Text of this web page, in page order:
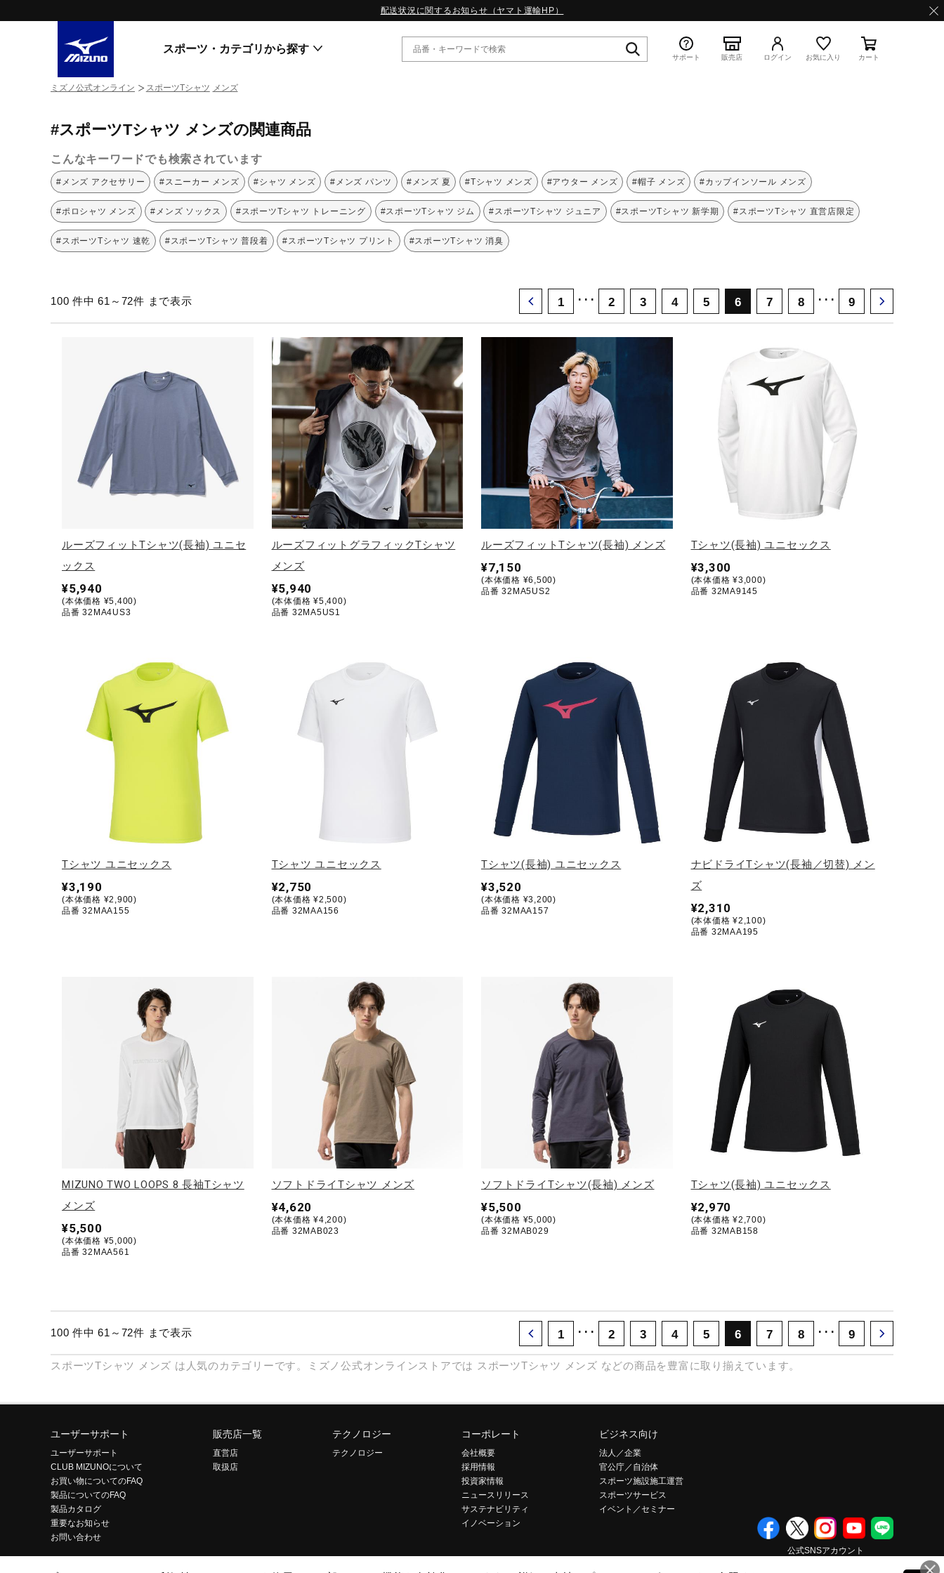
配送状況に関するお知らせ（ヤマト運輸HP）
スポーツ・カテゴリから探す
ライフスタイルウエア
ランニング
サッカー／フットサル
トレーニング
野球
バレーボール
ソフトボール
ウィンタースポーツ
インナー
寝具／ミズノスリープ
健康／エクササイズ
ジュニア／キッズ
メディカル
WAVE PROPHECY
MORELIA LS
WAVE RIDER
MXR
ゴアテックス
コラボレーション
その他シリーズ
W.PROPHECY1｜特集
WP MAGIC MITA｜特集
WP STRAP｜特集
スペシャルカラーパック｜特集
WP STRAP 2｜特集
マーガレット・ハウエル｜特集
サポート 販売店 ログイン お気に入り カート
ミズノ公式オンライン スポーツTシャツ メンズ
#スポーツTシャツ メンズの関連商品
こんなキーワードでも検索されています
#メンズ アクセサリー #スニーカー メンズ #シャツ メンズ #メンズ パンツ #メンズ 夏 #Tシャツ メンズ #アウター メンズ #帽子 メンズ #カップインソール メンズ
#ポロシャツ メンズ #メンズ ソックス #スポーツTシャツ トレーニング #スポーツTシャツ ジム #スポーツTシャツ ジュニア #スポーツTシャツ 新学期 #スポーツTシャツ 直営店限定
#スポーツTシャツ 速乾 #スポーツTシャツ 普段着 #スポーツTシャツ プリント #スポーツTシャツ 消臭
100 件中 61～72件 まで表示 1 ･･･ 2 3 4 5 6 7 8 ･･･ 9
ルーズフィットTシャツ(長袖) ユニセ
ックス
¥5,940
(本体価格 ¥5,400)
品番 32MA4US3
ルーズフィットグラフィックTシャツ
メンズ
¥5,940
(本体価格 ¥5,400)
品番 32MA5US1
ルーズフィットTシャツ(長袖) メンズ
¥7,150
(本体価格 ¥6,500)
品番 32MA5US2
Tシャツ(長袖) ユニセックス
¥3,300
(本体価格 ¥3,000)
品番 32MA9145
Tシャツ ユニセックス
¥3,190
(本体価格 ¥2,900)
品番 32MAA155
Tシャツ ユニセックス
¥2,750
(本体価格 ¥2,500)
品番 32MAA156
Tシャツ(長袖) ユニセックス
¥3,520
(本体価格 ¥3,200)
品番 32MAA157
ナビドライTシャツ(長袖／切替) メン
ズ
¥2,310
(本体価格 ¥2,100)
品番 32MAA195
MIZUNO TWO LOOPS 8 長袖Tシャツ
メンズ
¥5,500
(本体価格 ¥5,000)
品番 32MAA561
ソフトドライTシャツ メンズ
¥4,620
(本体価格 ¥4,200)
品番 32MAB023
ソフトドライTシャツ(長袖) メンズ
¥5,500
(本体価格 ¥5,000)
品番 32MAB029
Tシャツ(長袖) ユニセックス
¥2,970
(本体価格 ¥2,700)
品番 32MAB158
100 件中 61～72件 まで表示 1 ･･･ 2 3 4 5 6 7 8 ･･･ 9
スポーツTシャツ メンズ は人気のカテゴリーです。ミズノ公式オンラインストアでは スポーツTシャツ メンズ などの商品を豊富に取り揃えています。
ユーザーサポート
ユーザーサポート
CLUB MIZUNOについて
お買い物についてのFAQ
製品についてのFAQ
製品カタログ
重要なお知らせ
お問い合わせ
販売店一覧
直営店
取扱店
テクノロジー
テクノロジー
コーポレート
会社概要
採用情報
投資家情報
ニュースリリース
サステナビリティ
イノベーション
ビジネス向け
法人／企業
官公庁／自治体
スポーツ施設施工運営
スポーツサービス
イベント／セミナー
公式SNSアカウント